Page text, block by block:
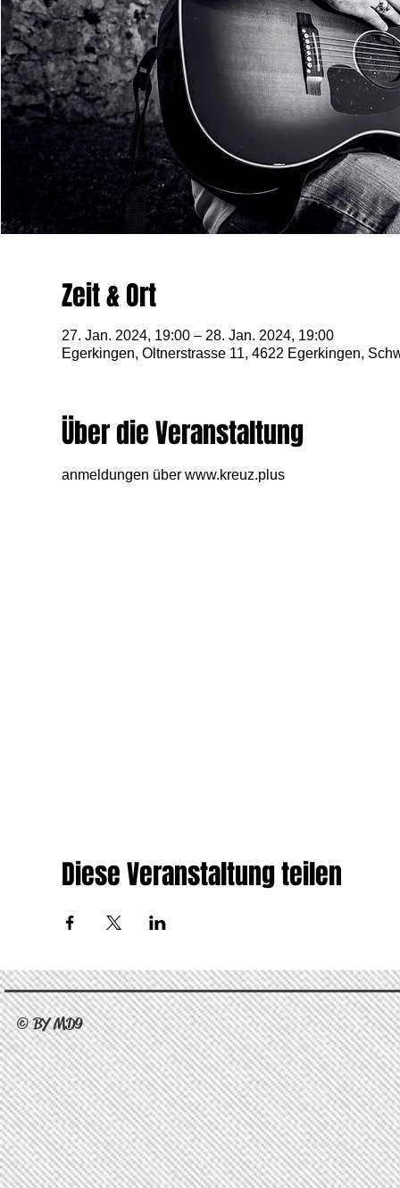
Zeit & Ort
27. Jan. 2024, 19:00 – 28. Jan. 2024, 19:00
Egerkingen, Oltnerstrasse 11, 4622 Egerkingen,
Über die Veranstaltung
anmeldungen über www.kreuz.plus
Diese Veranstaltung teilen
© BY MD9